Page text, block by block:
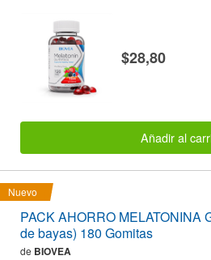
$28,80
Añadir al
Nuevo
PACK AHORRO MELATONINA
de bayas) 180 Gomitas
de BIOVEA